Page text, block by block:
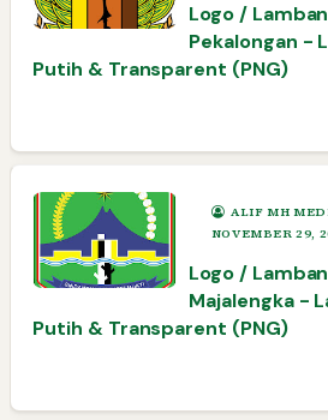
Logo /
Pekalongan -
Putih & Transparent (PNG)
ALIF MH
NOVEMBER 29,
Logo /
Majalengka -
Putih & Transparent (PNG)